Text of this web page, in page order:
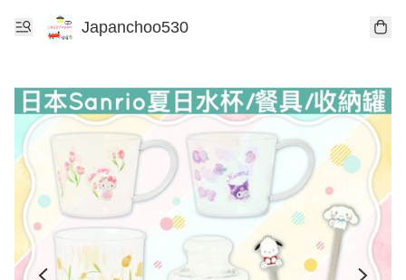
Japanchoo530